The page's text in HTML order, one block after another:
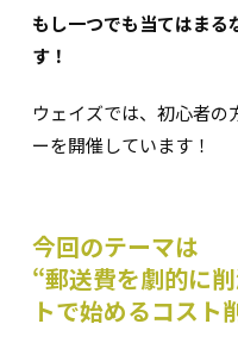
もし一つでも当てはまる
す！
ウェイズでは、初心者
ーを開催しています！
今回のテーマは
“郵送費を劇的に
トで始めるコスト